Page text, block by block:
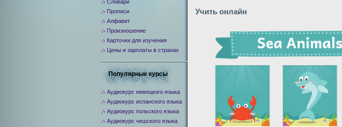
Учить онлайн
Словари
Прописи
Алфавит
Произношение
Карточки для изучения
Цены и зарплаты в странах
Популярные курсы
Аудиокурс немецкого языка
Аудиокурс испанского языка
Аудиокурс польского языка
Аудиокурс чешского языка